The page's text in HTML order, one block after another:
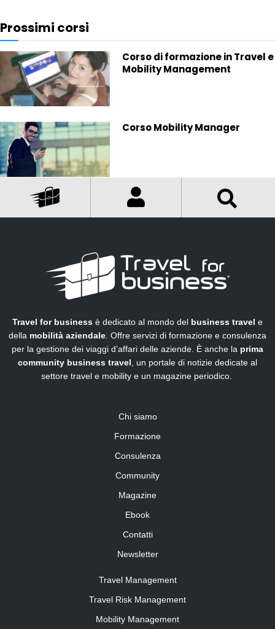
Prossimi corsi
Corso di formazione in Travel e
Mobility Management
Corso Mobility Manager
Travel for business è dedicato al mondo del business travel e
della mobilità aziendale . Offre servizi di formazione e consulenza
per la gestione dei viaggi d’affari delle aziende. È anche la prima
community business travel , un portale di notizie dedicate al
settore travel e mobility e un magazine periodico.
Chi siamo
Formazione
Consulenza
Community
Magazine
Ebook
Contatti
Newsletter
Travel Management
Travel Risk Management
Mobility Management